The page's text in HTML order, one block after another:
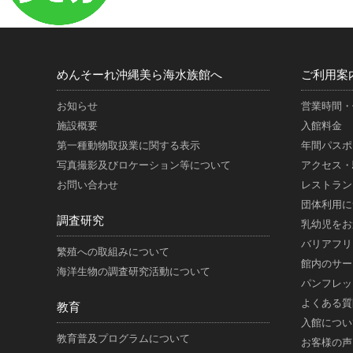
めんそーれ沖縄美ら海水族館へ
お知らせ
施設概要
第一種動物取扱業に関する表示
写真撮影及びロケーション等について
お問い合わせ
調査研究
繁殖への取組みについて
海洋生物の調査研究活動について
教育
教育普及プログラムについて
ご利用案
営業時間
入館料金
年間パス
アクセス
レストラ
団体利用
乳幼児を
バリアフ
館内のサ
パンフレ
よくある
入館につ
お客様の声